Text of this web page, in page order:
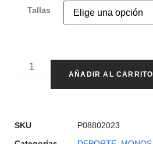
Tallas
AÑADIR AL CARRITO
SKU
P08802023